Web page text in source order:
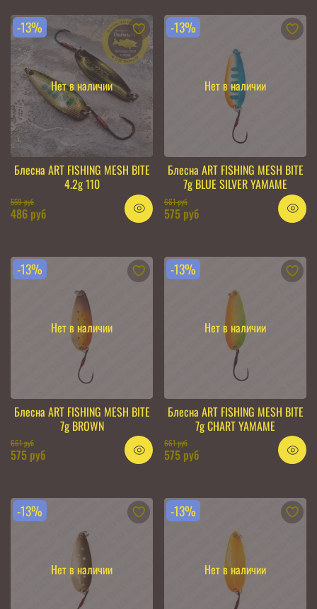
Нет в наличии
-13%
Блесна ART FISHING MESH BITE
4.2g 110
559 руб
486 руб
Нет в наличии
-13%
Блесна ART FISHING MESH BITE
7g BLUE SILVER YAMAME
661 руб
575 руб
Нет в наличии
-13%
Блесна ART FISHING MESH BITE
7g BROWN
661 руб
575 руб
Нет в наличии
-13%
Блесна ART FISHING MESH BITE
7g CHART YAMAME
661 руб
575 руб
Нет в наличии
-13%
Нет в наличии
-13%